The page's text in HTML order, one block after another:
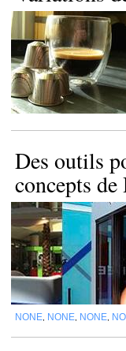
Des outils
concepts de
NONE NONE NONE